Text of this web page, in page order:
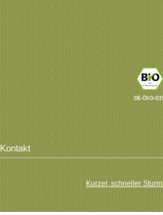
Kontakt
Kurzer, schneller Sturm